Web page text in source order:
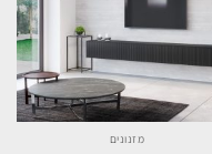
מזנונים